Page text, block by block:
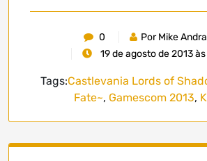
0
Por Mike
19 de agosto de 2013
Tags:Castlevania Lords of
Fate~, Gamescom 2013,